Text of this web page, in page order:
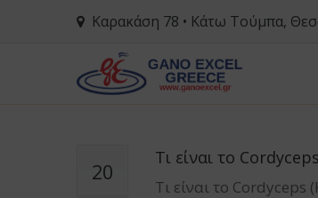
Καρακάση 78 • Κάτω Τούμπα,
20
Τι είναι το
Τι είναι το Cordyceps